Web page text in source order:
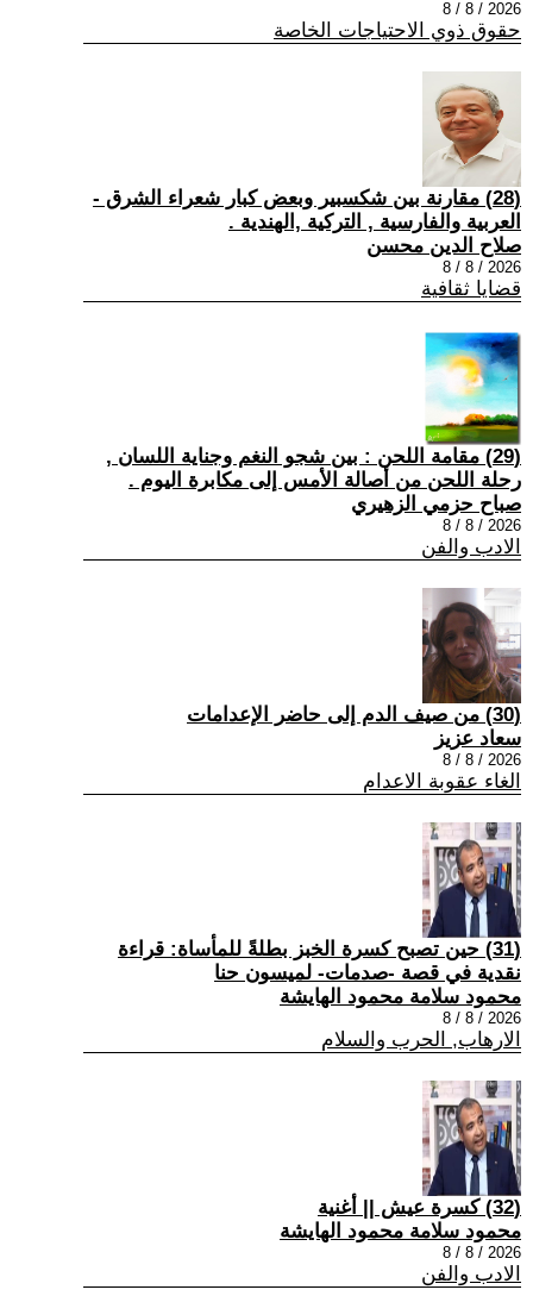
2026 / 8 / 8
حقوق ذوي الاحتياجات الخاصة
(28) مقارنة بين شكسبير وبعض كبار شعراء الشرق -
العربية والفارسية , التركية ,الهندية .
صلاح الدين محسن
2026 / 8 / 8
قضايا ثقافية
(29) مقامة اللحن : بين شجو النغم وجناية اللسان ,
رحلة اللحن من أصالة الأمس إلى مكابرة اليوم .
صباح حزمي الزهيري
2026 / 8 / 8
الادب والفن
(30) من صيف الدم إلى حاضر الإعدامات
سعاد عزيز
2026 / 8 / 8
الغاء عقوبة الاعدام
(31) حين تصبح كسرة الخبز بطلةً للمأساة: قراءة
نقدية في قصة -صدمات- لميسون حنا
محمود سلامة محمود الهايشة
2026 / 8 / 8
الارهاب, الحرب والسلام
(32) كسرة عيش || أغنية
محمود سلامة محمود الهايشة
2026 / 8 / 8
الادب والفن